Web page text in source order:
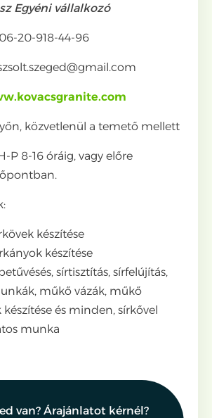
Egyéni vállalkozó
20-918-44-96
közvetlenül a temető mellett
P 8-16 óráig, vagy előre
készítése
készítése
sírtisztítás, sírfelújítás,
műkő vázák, műkő
és minden, sírkővel
munka
van? Árajánlatot kérnél?